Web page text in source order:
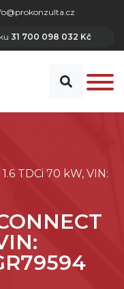
31 700 098 032 Kč
TDCi 70 kW, VIN: